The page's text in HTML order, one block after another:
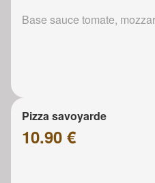
Base sauce tomate,
Pizza savoyarde
10.90 €